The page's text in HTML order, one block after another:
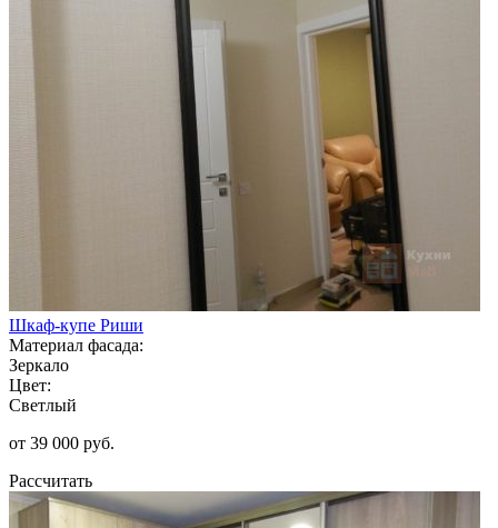
Шкаф-купе Риши
Материал фасада:
Зеркало
Цвет:
Светлый
от 39 000 руб.
Рассчитать